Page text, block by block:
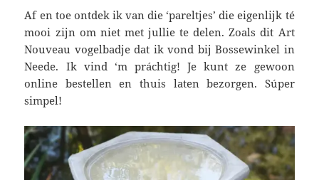
Af en toe ontdek ik van die ‘pareltjes’ die eigenlijk té
mooi zijn om niet met jullie te delen. Zoals dit Art
Nouveau vogelbadje dat ik vond bij Bossewinkel in
Neede. Ik vind ‘m práchtig! Je kunt ze gewoon
online bestellen en thuis laten bezorgen. Súper
simpel!